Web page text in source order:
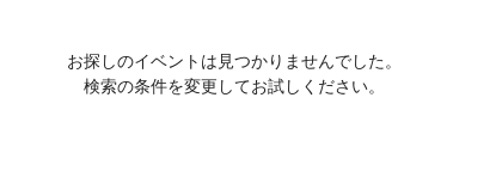
お探しのイベントは見つかりませんでした。
検索の条件を変更してお試しください。